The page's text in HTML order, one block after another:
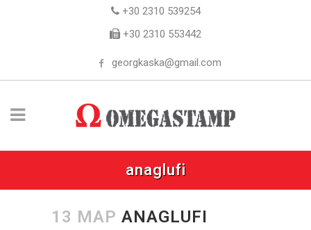
+30 2310 539254
+30 2310 553442
georgkaska@gmail.com
anaglufi
13 ΜΑΡ ANAGLUFI